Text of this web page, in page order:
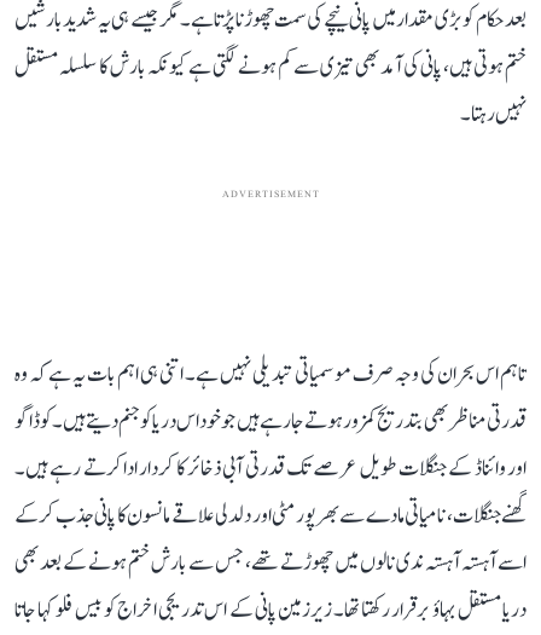
بعد حکام کو بڑی مقدار میں پانی نیچے کی سمت چھوڑنا پڑتا ہے۔ مگر جیسے ہی یہ شدید بارشیں
ختم ہوتی ہیں، پانی کی آمد بھی تیزی سے کم ہونے لگتی ہے کیونکہ بارش کا سلسلہ مستقل
نہیں رہتا۔
ADVERTISEMENT
تاہم اس بحران کی وجہ صرف موسمیاتی تبدیلی نہیں ہے۔ اتنی ہی اہم بات یہ ہے کہ وہ
قدرتی مناظر بھی بتدریج کمزور ہوتے جا رہے ہیں جو خود اس دریا کو جنم دیتے ہیں۔ کوڈاگو
اور وائناڈ کے جنگلات طویل عرصے تک قدرتی آبی ذخائر کا کردار ادا کرتے رہے ہیں۔
گھنے جنگلات، نامیاتی مادے سے بھرپور مٹی اور دلدلی علاقے مانسون کا پانی جذب کر کے
اسے آہستہ آہستہ ندی نالوں میں چھوڑتے تھے، جس سے بارش ختم ہونے کے بعد بھی
دریا مستقل بہاؤ برقرار رکھتا تھا۔ زیرزمین پانی کے اس تدریجی اخراج کو بیس فلو کہا جاتا